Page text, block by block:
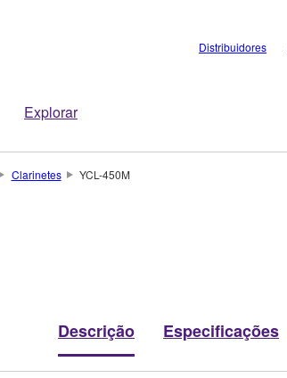
Explorar
Distribuidores
Clarinetes YCL-450M
Descrição Especificações